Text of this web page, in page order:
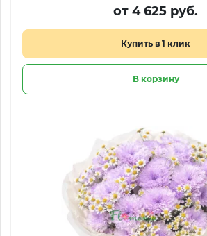
от 4 625 руб.
Купить в 1 клик
В корзину